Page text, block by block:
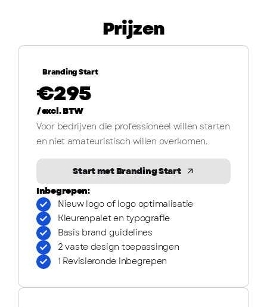
Prijzen
Branding Start
€295
/excl. BTW
Voor bedrijven die professioneel willen starten
en niet amateuristisch willen overkomen.
Start met Branding Start
Inbegrepen:
Nieuw logo of logo optimalisatie
Kleurenpalet en typografie
Basis brand guidelines
2 vaste design toepassingen
1 Revisieronde inbegrepen